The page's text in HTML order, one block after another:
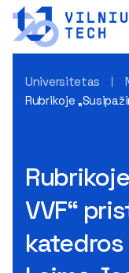
Universitetas
Rubrikoje
VVF“